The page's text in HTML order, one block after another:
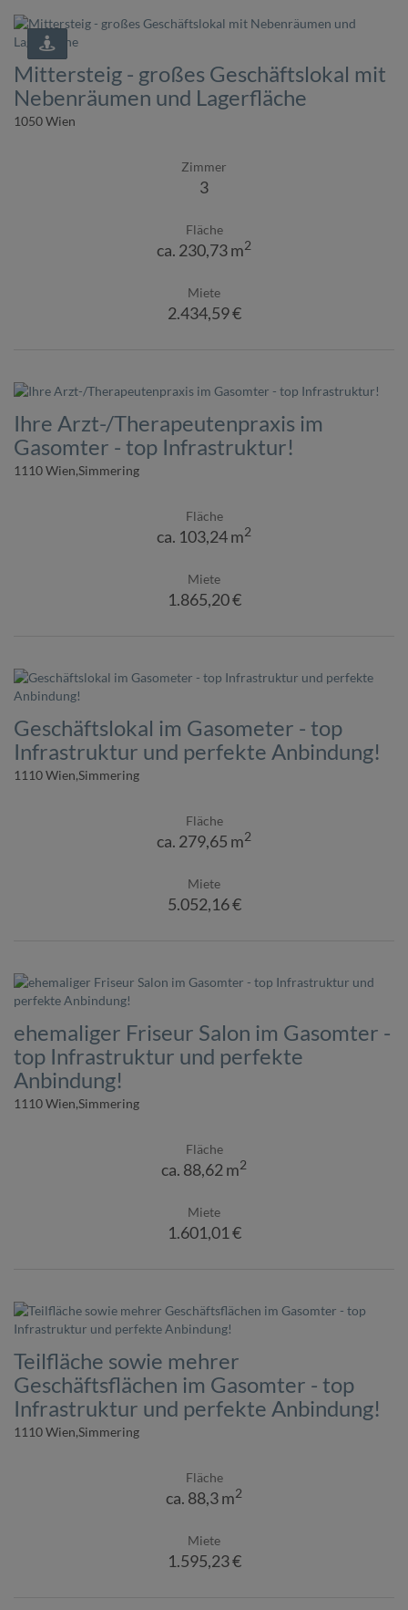
Mittersteig - großes Geschäftslokal mit
Nebenräumen und Lagerfläche
1050 Wien
Zimmer
3
Fläche
ca. 230,73 m2
Miete
2.434,59 €
Ihre Arzt-/Therapeutenpraxis im
Gasomter - top Infrastruktur!
1110 Wien,Simmering
Fläche
ca. 103,24 m2
Miete
1.865,20 €
Geschäftslokal im Gasometer - top
Infrastruktur und perfekte Anbindung!
1110 Wien,Simmering
Fläche
ca. 279,65 m2
Miete
5.052,16 €
ehemaliger Friseur Salon im Gasomter -
top Infrastruktur und perfekte
Anbindung!
1110 Wien,Simmering
Fläche
ca. 88,62 m2
Miete
1.601,01 €
Teilfläche sowie mehrer
Geschäftsflächen im Gasomter - top
Infrastruktur und perfekte Anbindung!
1110 Wien,Simmering
Fläche
ca. 88,3 m2
Miete
1.595,23 €